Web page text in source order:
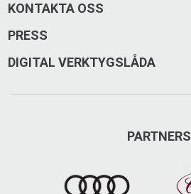
KONTAKTA OSS
PRESS
DIGITAL VERKTYGSLÅDA
PARTNERS